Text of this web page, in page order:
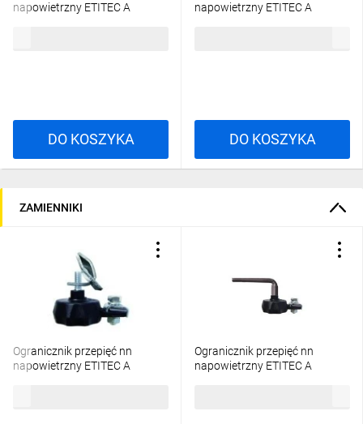
napowietrzny ETITEC A
DO KOSZYKA
napowietrzny ETITEC A
DO KOSZYKA
ZAMIENNIKI
Ogranicznik przepięć nn
napowietrzny ETITEC A
Ogranicznik przepięć nn
napowietrzny ETITEC A